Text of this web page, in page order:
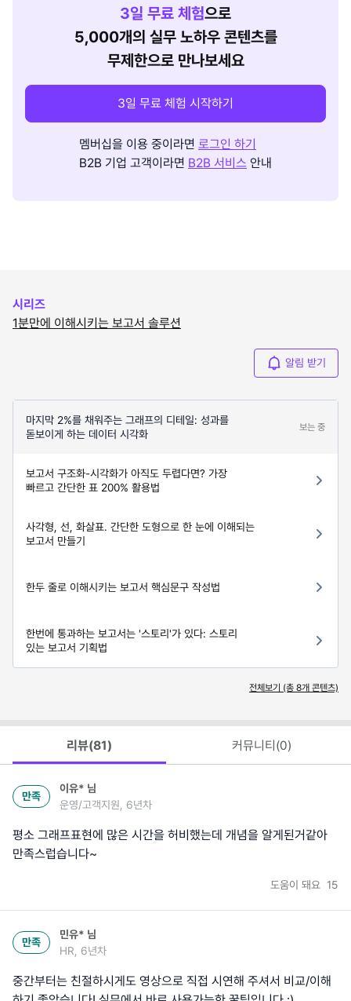
3일 무료 체험으로
5,000개의 실무 노하우 콘텐츠를
무제한으로 만나보세요
3일 무료 체험 시작하기
멤버십을 이용 중이라면 로그인 하기
B2B 기업 고객이라면 B2B 서비스 안내
시리즈
1분만에 이해시키는 보고서 솔루션
알림 받기
마지막 2%를 채워주는 그래프의 디테일: 성과를
돋보이게 하는 데이터 시각화
보는 중
보고서 구조화-시각화가 아직도 두렵다면? 가장
빠르고 간단한 표 200% 활용법
사각형, 선, 화살표. 간단한 도형으로 한 눈에 이해되는
보고서 만들기
한두 줄로 이해시키는 보고서 핵심문구 작성법
한번에 통과하는 보고서는 '스토리'가 있다: 스토리
있는 보고서 기획법
전체보기 (총 8개 콘텐츠)
리뷰(81) 커뮤니티(0)
만족
이유* 님
운영/고객지원, 6년차
평소 그래프표현에 많은 시간을 허비했는데 개념을 알게된거같아
만족스럽습니다~
도움이 돼요 15
만족
민유* 님
HR, 6년차
중간부터는 친절하시게도 영상으로 직접 시연해 주셔서 비교/이해